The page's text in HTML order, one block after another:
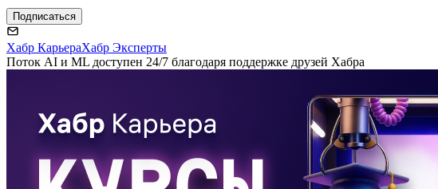
Подписаться
Хабр КарьераХабр Эксперты
Поток AI и ML доступен 24/7 благодаря поддержке друзей Хабра